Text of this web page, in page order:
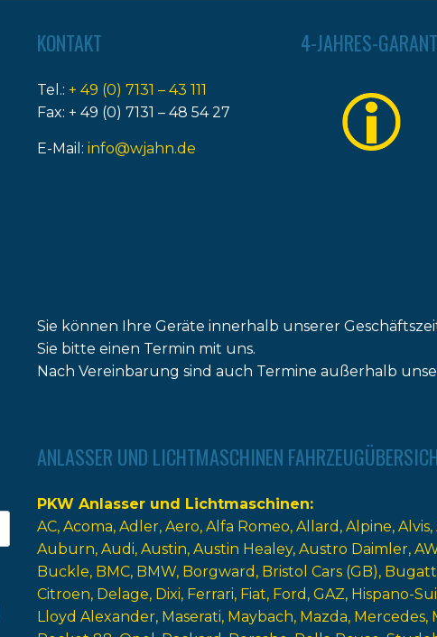
KONTAKT
Tel.: + 49 (0) 7131 – 43 111
Fax: + 49 (0) 7131 – 48 54 27
E-Mail: info@wjahn.de
4-JAHRES-
Sie können Ihre Geräte innerhalb unserer
Sie bitte einen Termin mit uns.
Nach Vereinbarung sind auch Termine außerhalb
ANLASSER UND LICHTMASCHINEN
PKW Anlasser und Lichtmaschinen
AC Acoma Adler Aero Alfa Romeo Allard Alpine Alvis
Auburn Audi Austin Austin Healey Austro Daimler
Buckle BMC BMW Borgward Bristol Cars (GB)
Citroen Delage Dixi Ferrari Fiat Ford GAZ Hispano-
Lloyd Alexander Maserati Maybach Mazda Mercedes